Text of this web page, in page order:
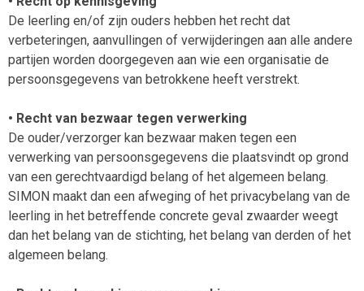
De leerling en/of zijn ouders hebben het recht dat
verbeteringen, aanvullingen of verwijderingen aan alle andere
partijen worden doorgegeven aan wie een organisatie de
persoonsgegevens van betrokkene heeft verstrekt.
• Recht van bezwaar tegen verwerking
De ouder/verzorger kan bezwaar maken tegen een
verwerking van persoonsgegevens die plaatsvindt op grond
van een gerechtvaardigd belang of het algemeen belang.
SIMON maakt dan een afweging of het privacybelang van de
leerling in het betreffende concrete geval zwaarder weegt
dan het belang van de stichting, het belang van derden of het
algemeen belang.